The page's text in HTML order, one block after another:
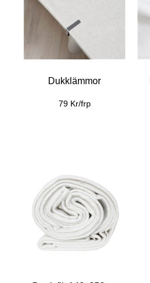
Dukklämmor
79 Kr/frp